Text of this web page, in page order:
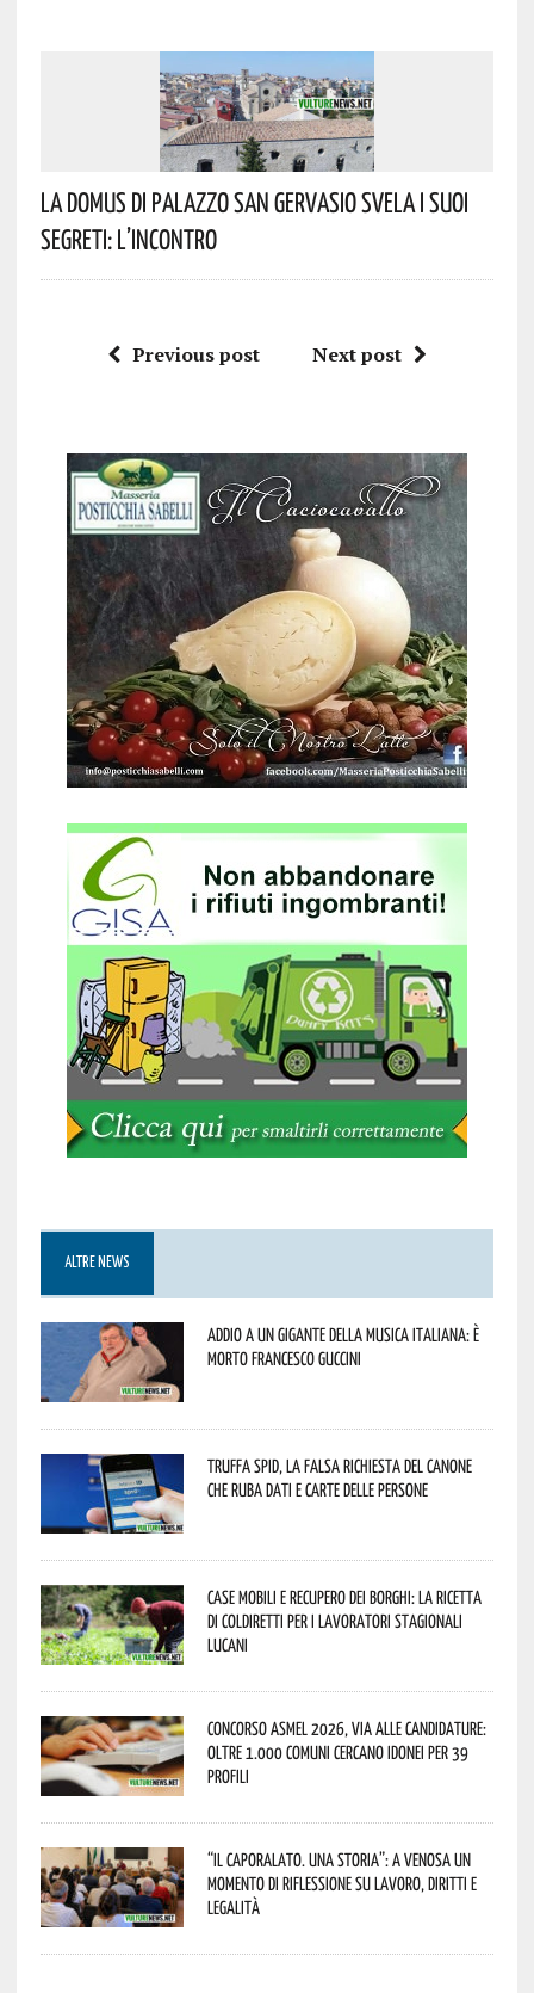
La Domus Di Palazzo San Gervasio Svela I Suoi
Segreti: L’incontro
Previous post Next post
ALTRE NEWS
Addio a un gigante della musica italiana: è
morto Francesco Guccini
Truffa Spid, la falsa richiesta del canone
che ruba dati e carte delle persone
Case mobili e recupero dei borghi: la ricetta
di Coldiretti per i lavoratori stagionali
lucani
Concorso Asmel 2026, via alle candidature:
oltre 1.000 Comuni cercano idonei per 39
profili
“Il caporalato. Una storia”: a Venosa un
momento di riflessione su lavoro, diritti e
legalità